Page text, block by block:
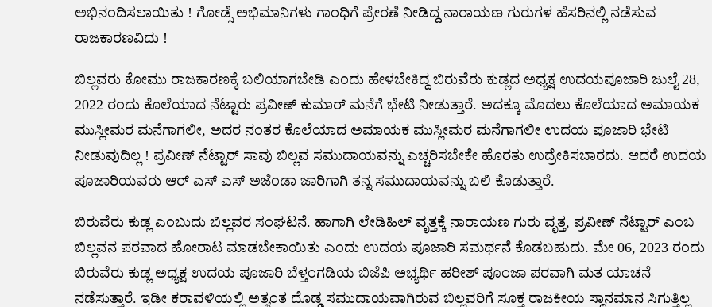
ಅಭಿನಂದಿಸಲಾಯಿತು ! ಗೋಡ್ಸೆ ಅಭಿಮಾನಿಗಳು ಗಾಂಧಿಗೆ ಪ್ರೇರಣೆ ನೀಡಿದ್ದ ನಾರಾಯಣ ಗುರುಗಳ ಹೆಸರಿನಲ್ಲಿ ನಡೆಸುವ
ರಾಜಕಾರಣವಿದು !
ಬಿಲ್ಲವರು ಕೋಮು ರಾಜಕಾರಣಕ್ಕೆ ಬಲಿಯಾಗಬೇಡಿ ಎಂದು ಹೇಳಬೇಕಿದ್ದ ಬಿರುವೆರು ಕುಡ್ಲದ ಅಧ್ಯಕ್ಷ ಉದಯಪೂಜಾರಿ ಜುಲೈ 28,
2022 ರಂದು ಕೊಲೆಯಾದ ನೆಟ್ಟಾರು ಪ್ರವೀಣ್ ಕುಮಾರ್ ಮನೆಗೆ ಭೇಟಿ ನೀಡುತ್ತಾರೆ. ಅದಕ್ಕೂ ಮೊದಲು ಕೊಲೆಯಾದ ಅಮಾಯಕ
ಮುಸ್ಲೀಮರ ಮನೆಗಾಗಲೀ, ಅದರ ನಂತರ ಕೊಲೆಯಾದ ಅಮಾಯಕ ಮುಸ್ಲೀಮರ ಮನೆಗಾಗಲೀ ಉದಯ ಪೂಜಾರಿ ಭೇಟಿ
ನೀಡುವುದಿಲ್ಲ ! ಪ್ರವೀಣ್ ನೆಟ್ಟಾರ್ ಸಾವು ಬಿಲ್ಲವ ಸಮುದಾಯವನ್ನು ಎಚ್ಚರಿಸಬೇಕೇ ಹೊರತು ಉದ್ರೇಕಿಸಬಾರದು. ಆದರೆ ಉದಯ
ಪೂಜಾರಿಯವರು ಆರ್ ಎಸ್ ಎಸ್ ಅಜೆಂಡಾ ಜಾರಿಗಾಗಿ ತನ್ನ ಸಮುದಾಯವನ್ನು ಬಲಿ ಕೊಡುತ್ತಾರೆ.
ಬಿರುವೆರು ಕುಡ್ಲ ಎಂಬುದು ಬಿಲ್ಲವರ ಸಂಘಟನೆ. ಹಾಗಾಗಿ ಲೇಡಿಹಿಲ್ ವೃತ್ತಕ್ಕೆ ನಾರಾಯಣ ಗುರು ವೃತ್ತ, ಪ್ರವೀಣ್ ನೆಟ್ಟಾರ್ ಎಂಬ
ಬಿಲ್ಲವನ ಪರವಾದ ಹೋರಾಟ ಮಾಡಬೇಕಾಯಿತು ಎಂದು ಉದಯ ಪೂಜಾರಿ ಸಮರ್ಥನೆ ಕೊಡಬಹುದು. ಮೇ 06, 2023 ರಂದು
ಬಿರುವೆರು ಕುಡ್ಲ ಅಧ್ಯಕ್ಷ ಉದಯ ಪೂಜಾರಿ ಬೆಳ್ತಂಗಡಿಯ ಬಿಜೆಪಿ ಅಭ್ಯರ್ಥಿ ಹರೀಶ್ ಪೂಂಜಾ ಪರವಾಗಿ ಮತ ಯಾಚನೆ
ನಡೆಸುತ್ತಾರೆ. ಇಡೀ ಕರಾವಳಿಯಲ್ಲಿ ಅತ್ಯಂತ ದೊಡ್ಡ ಸಮುದಾಯವಾಗಿರುವ ಬಿಲ್ಲವರಿಗೆ ಸೂಕ್ತ ರಾಜಕೀಯ ಸ್ಥಾನಮಾನ ಸಿಗುತ್ತಿಲ್ಲ